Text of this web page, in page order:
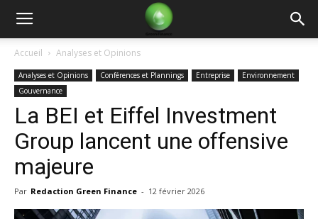
Green
Finance
Accueil Analyses et Opinions
Analyses et Opinions Conférences et Plannings Entreprise
Environnement
Gouvernance
La BEI et Eiffel Investment
Group lancent une offensive
majeure
Par Redaction Green Finance - 12 février 2026